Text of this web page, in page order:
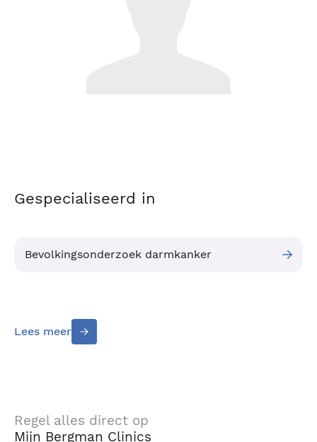
Gespecialiseerd in
Bevolkingsonderzoek darmkanker
Lees meer
Regel alles direct op
Mijn Bergman Clinics